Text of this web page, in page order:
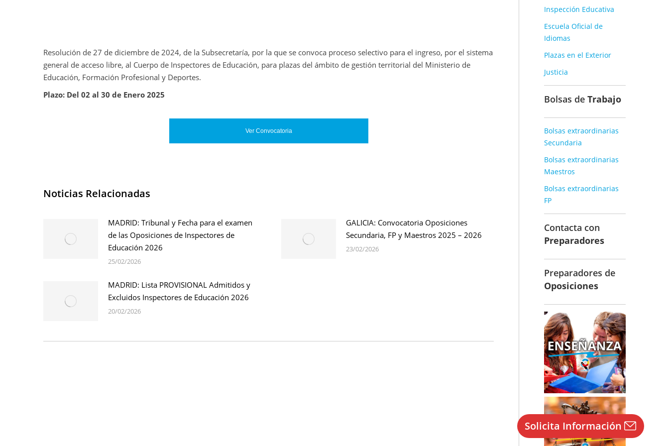
Solicita Información
Resolución de 27 de diciembre de 2024, de la Subsecretaría, por la que se convoca proceso selectivo para el ingreso, por el sistema
general de acceso libre, al Cuerpo de Inspectores de Educación, para plazas del ámbito de gestión territorial del Ministerio de
Educación, Formación Profesional y Deportes.
Plazo: Del 02 al 30 de Enero 2025
Ver Convocatoria
Noticias Relacionadas
MADRID: Tribunal y Fecha para el examen
de las Oposiciones de Inspectores de
Educación 2026
25/02/2026
GALICIA: Convocatoria Oposiciones
Secundaria, FP y Maestros 2025 – 2026
23/02/2026
MADRID: Lista PROVISIONAL Admitidos y
Excluidos Inspectores de Educación 2026
20/02/2026
Inspección Educativa
Escuela Oficial de
Idiomas
Plazas en el Exterior
Justicia
Bolsas de Trabajo
Bolsas extraordinarias
Secundaria
Bolsas extraordinarias
Maestros
Bolsas extraordinarias
FP
Contacta con
Preparadores
Preparadores de
Oposiciones